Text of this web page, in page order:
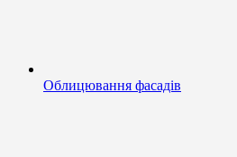
Облицювання фасадів